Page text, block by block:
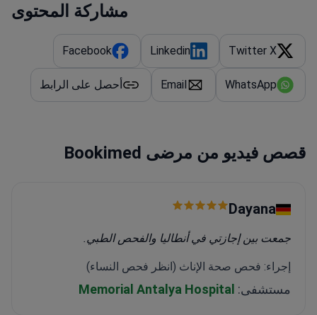
مشاركة المحتوى
Twitter X
Linkedin
Facebook
WhatsApp
Email أحصل على الرابط
قصص فيديو من مرضى Bookimed
Dayana
جمعت بين إجازتي في أنطاليا والفحص الطبي.
إجراء: فحص صحة الإناث (انظر فحص النساء)
مستشفى: Memorial Antalya Hospital